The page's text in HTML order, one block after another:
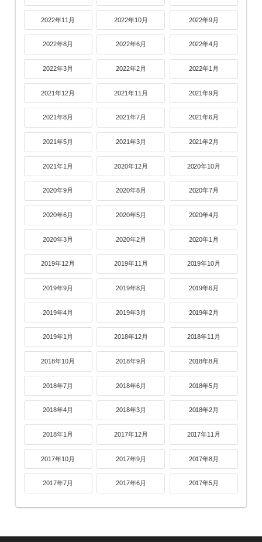
2022年11月 2022年10月 2022年9月
2022年8月 2022年6月 2022年4月
2022年3月 2022年2月 2022年1月
2021年12月 2021年11月 2021年9月
2021年8月 2021年7月 2021年6月
2021年5月 2021年3月 2021年2月
2021年1月 2020年12月 2020年10月
2020年9月 2020年8月 2020年7月
2020年6月 2020年5月 2020年4月
2020年3月 2020年2月 2020年1月
2019年12月 2019年11月 2019年10月
2019年9月 2019年8月 2019年6月
2019年4月 2019年3月 2019年2月
2019年1月 2018年12月 2018年11月
2018年10月 2018年9月 2018年8月
2018年7月 2018年6月 2018年5月
2018年4月 2018年3月 2018年2月
2018年1月 2017年12月 2017年11月
2017年10月 2017年9月 2017年8月
2017年7月 2017年6月 2017年5月